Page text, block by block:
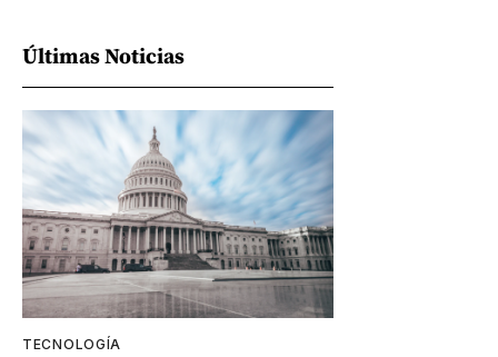
Últimas Noticias
TECNOLOGÍA